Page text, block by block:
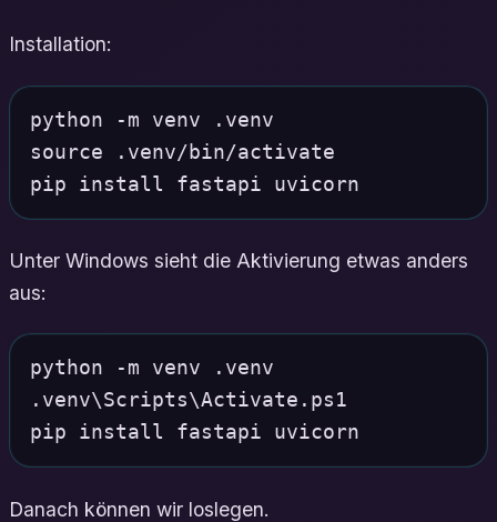
Installation:
python -m venv .venv
source .venv/bin/activate
Unter Windows sieht die Aktivierung etwas anders
aus:
python -m venv .venv
.venv\Scripts\Activate.ps1
Danach können wir loslegen.